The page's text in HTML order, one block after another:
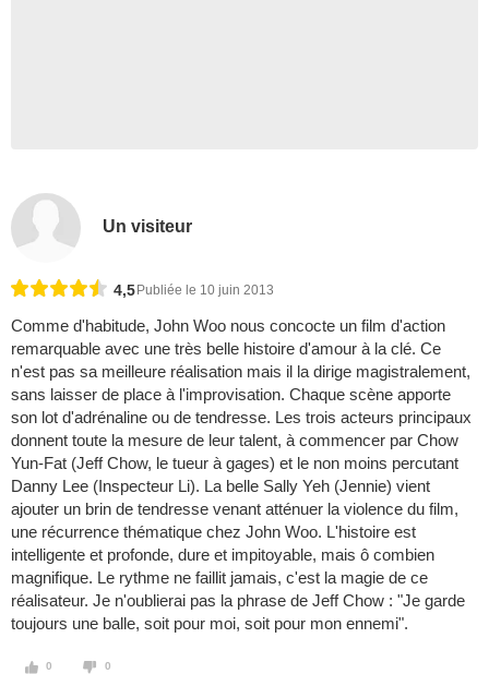
Un visiteur
4,5 Publiée le 10 juin 2013
Comme d'habitude, John Woo nous concocte un film d'action
remarquable avec une très belle histoire d'amour à la clé. Ce
n'est pas sa meilleure réalisation mais il la dirige magistralement,
sans laisser de place à l'improvisation. Chaque scène apporte
son lot d'adrénaline ou de tendresse. Les trois acteurs principaux
donnent toute la mesure de leur talent, à commencer par Chow
Yun-Fat (Jeff Chow, le tueur à gages) et le non moins percutant
Danny Lee (Inspecteur Li). La belle Sally Yeh (Jennie) vient
ajouter un brin de tendresse venant atténuer la violence du film,
une récurrence thématique chez John Woo. L'histoire est
intelligente et profonde, dure et impitoyable, mais ô combien
magnifique. Le rythme ne faillit jamais, c'est la magie de ce
réalisateur. Je n'oublierai pas la phrase de Jeff Chow : "Je garde
toujours une balle, soit pour moi, soit pour mon ennemi".
0 0